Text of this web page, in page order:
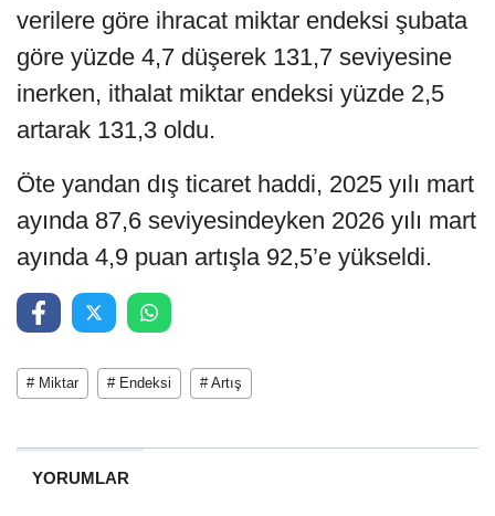
verilere göre ihracat miktar endeksi şubata
göre yüzde 4,7 düşerek 131,7 seviyesine
inerken, ithalat miktar endeksi yüzde 2,5
artarak 131,3 oldu.
Öte yandan dış ticaret haddi, 2025 yılı mart
ayında 87,6 seviyesindeyken 2026 yılı mart
ayında 4,9 puan artışla 92,5’e yükseldi.
# Miktar # Endeksi # Artış
YORUMLAR